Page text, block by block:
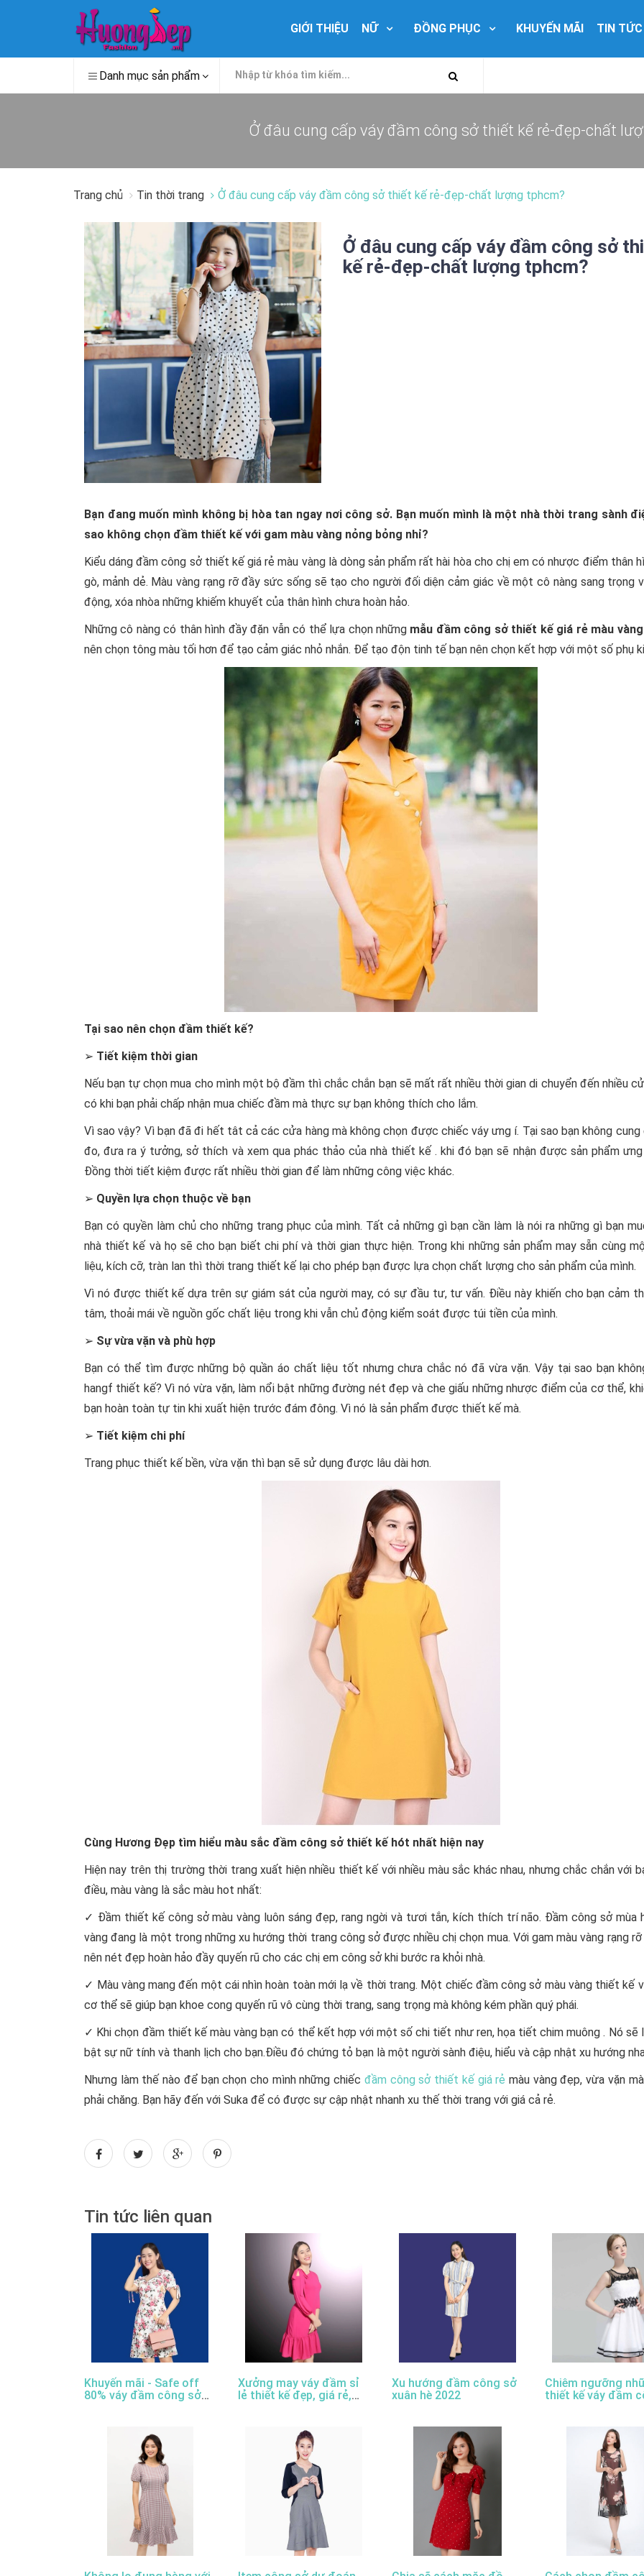
GIỚI THIỆU NỮ ĐỒNG PHỤC KHUYẾN MÃI TIN TỨC
Danh mục sản phẩm
Ở đâu cung cấp váy đầm công sở thiết kế rẻ-đẹp-chất
Trang chủ Tin thời trang Ở đâu cung cấp váy đầm công sở thiết kế rẻ-đẹp-chất lượng tphcm?
Ở đâu cung cấp váy đầm công sở
kế rẻ-đẹp-chất lượng tphcm?
Bạn đang muốn mình không bị hòa tan ngay nơi công sở. Bạn muốn mình là một nhà thời trang sành
sao không chọn đầm thiết kế với gam màu vàng nỏng bỏng nhỉ?
Kiểu dáng đầm công sở thiết kế giá rẻ màu vàng là dòng sản phẩm rất hài hòa cho chị em có nhược điểm thân
gò, mảnh dẻ. Màu vàng rạng rỡ đầy sức sống sẽ tạo cho người đối diện cảm giác về một cô nàng sang trọng
động, xóa nhòa những khiếm khuyết của thân hình chưa hoàn hảo.
Những cô nàng có thân hình đầy đặn vẫn có thể lựa chọn những mẫu đầm công sở thiết kế giá rẻ màu vàng
nên chọn tông màu tối hơn để tạo cảm giác nhỏ nhắn. Để tạo độn tinh tế bạn nên chọn kết hợp với một số phụ
Tại sao nên chọn đầm thiết kế?
➢ Tiết kiệm thời gian
Nếu bạn tự chọn mua cho mình một bộ đầm thì chắc chắn bạn sẽ mất rất nhiều thời gian di chuyển đến nhiều
có khi bạn phải chấp nhận mua chiếc đầm mà thực sự bạn không thích cho lắm.
Vì sao vậy? Vì bạn đã đi hết tât cả các cửa hàng mà không chọn được chiếc váy ưng í. Tại sao bạn không cung
đo, đưa ra ý tưởng, sở thích và xem qua phác thảo của nhà thiết kế . khi đó bạn sẽ nhận được sản phẩm
Đồng thời tiết kiệm được rất nhiều thời gian để làm những công việc khác.
➢ Quyền lựa chọn thuộc về bạn
Bạn có quyền làm chủ cho những trang phục của mình. Tất cả những gì bạn cần làm là nói ra những gì bạn
nhà thiết kế và họ sẽ cho bạn biết chi phí và thời gian thực hiện. Trong khi những sản phẩm may sẵn cùng
liệu, kích cỡ, tràn lan thì thời trang thiết kế lại cho phép bạn được lựa chọn chất lượng cho sản phẩm của mình.
Vì nó được thiết kế dựa trên sự giám sát của người may, có sự đầu tư, tư vấn. Điều này khiến cho bạn cảm
tâm, thoải mái về nguồn gốc chất liệu trong khi vẫn chủ động kiểm soát được túi tiền của mình.
➢ Sự vừa vặn và phù hợp
Bạn có thể tìm được những bộ quần áo chất liệu tốt nhưng chưa chắc nó đã vừa vặn. Vậy tại sao bạn
hangf thiết kế? Vì nó vừa vặn, làm nổi bật những đường nét đẹp và che giấu những nhược điểm của cơ thể,
bạn hoàn toàn tự tin khi xuất hiện trước đám đông. Vì nó là sản phẩm được thiết kế mà.
➢ Tiết kiệm chi phí
Trang phục thiết kế bền, vừa vặn thì bạn sẽ sử dụng được lâu dài hơn.
Cùng Hương Đẹp tìm hiểu màu sắc đầm công sở thiết kế hót nhất hiện nay
Hiện nay trên thị trường thời trang xuất hiện nhiều thiết kế với nhiều màu sắc khác nhau, nhưng chắc chắn với
điều, màu vàng là sắc màu hot nhất:
✓ Đầm thiết kế công sở màu vàng luôn sáng đẹp, rang ngời và tươi tắn, kích thích trí não. Đầm công sở mùa
vàng đang là một trong những xu hướng thời trang công sở được nhiều chị chọn mua. Với gam màu vàng rạng
nên nét đẹp hoàn hảo đầy quyến rũ cho các chị em công sở khi bước ra khỏi nhà.
✓ Màu vàng mang đến một cái nhìn hoàn toàn mới lạ về thời trang. Một chiếc đầm công sở màu vàng thiết kế
cơ thể sẽ giúp bạn khoe cong quyến rũ vô cùng thời trang, sang trọng mà không kém phần quý phái.
✓ Khi chọn đầm thiết kế màu vàng bạn có thể kết hợp với một số chi tiết như ren, họa tiết chim muông . Nó sẽ
bật sự nữ tính và thanh lịch cho bạn.Điều đó chứng tỏ bạn là một người sành điệu, hiểu và cập nhật xu hướng
Nhưng làm thế nào để bạn chọn cho mình những chiếc đầm công sở thiết kế giá rẻ màu vàng đẹp, vừa vặn
phải chăng. Bạn hãy đến với Suka để có được sự cập nhật nhanh xu thế thời trang với giá cả rẻ.
Tin tức liên quan
Khuyến mãi - Safe off
80% váy đầm công sở
Xưởng may váy đầm sỉ
lẻ thiết kế đẹp, giá rẻ,
Xu hướng đầm công sở
xuân hè 2022
Chiêm ngưỡng
thiết kế váy đầm